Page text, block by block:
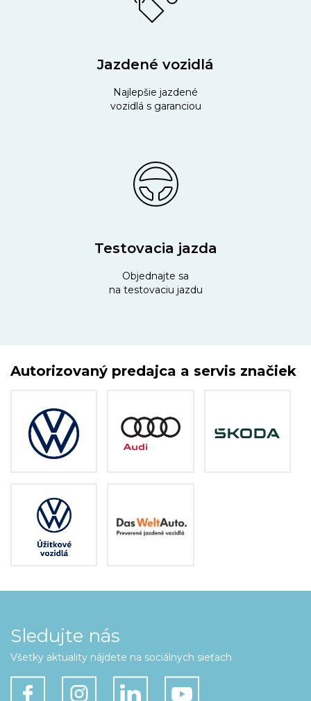
Jazdené vozidlá
Najlepšie jazdené
vozidlá s garanciou
Testovacia jazda
Objednajte sa
na testovaciu jazdu
Autorizovaný predajca a servis značiek
Sledujte nás
Všetky aktuality nájdete na sociálnych sieťach